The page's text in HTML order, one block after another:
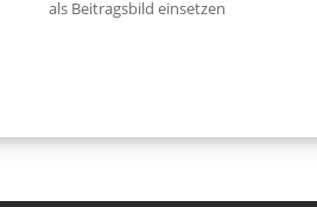
als Beitragsbild einsetzen